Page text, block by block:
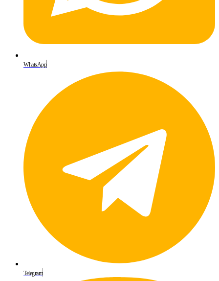
WhatsApp
Telegram